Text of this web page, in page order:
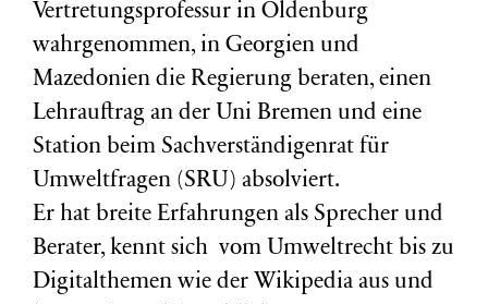
Vertretungsprofessur in Oldenburg
wahrgenommen, in Georgien und
Mazedonien die Regierung beraten, einen
Lehrauftrag an der Uni Bremen und eine
Station beim Sachverständigenrat für
Umweltfragen (SRU) absolviert.
Er hat breite Erfahrungen als Sprecher und
Berater, kennt sich vom Umweltrecht bis zu
Digitalthemen wie der Wikipedia aus und